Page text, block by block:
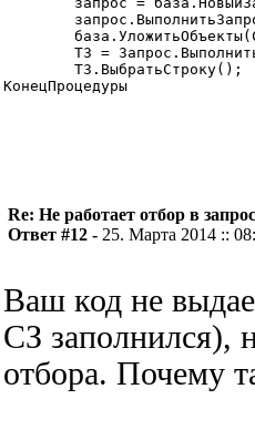
КонецПроцедуры
Re: Не работает отбор в
Ответ #12 - 25. Марта 2014 ::
Ваш код не
СЗ заполнился),
отбора. Почему